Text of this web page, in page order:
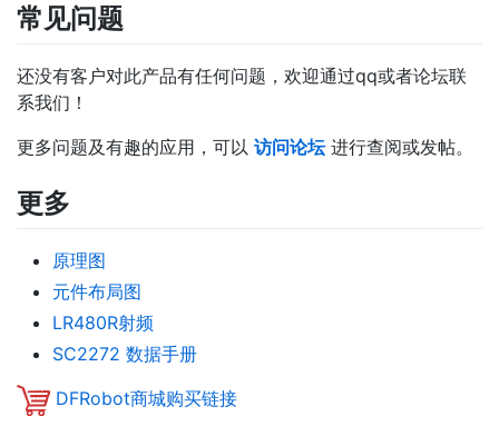
常见问题
还没有客户对此产品有任何问题，欢迎通过qq或者论坛联
系我们！
更多问题及有趣的应用，可以 访问论坛进行查阅或发帖。
更多
原理图
元件布局图
LR480R射频
SC2272 数据手册
DFRobot商城购买链接